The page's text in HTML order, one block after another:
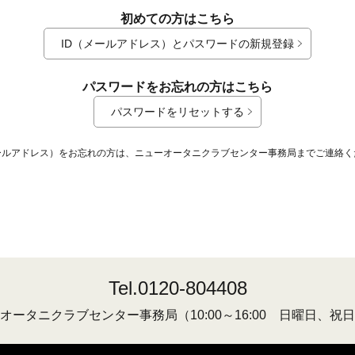
初めての方はこちら
ID（メールアドレス）とパスワードの新規登録
パスワードをお忘れの方はこちら
パスワードをリセットする
アドレス）をお忘れの方は、ニューオータニクラブセンター事務局までご連絡く
Tel.0120-804408
ータニクラブセンター事務局 （10:00～16:00 日曜日、祝日